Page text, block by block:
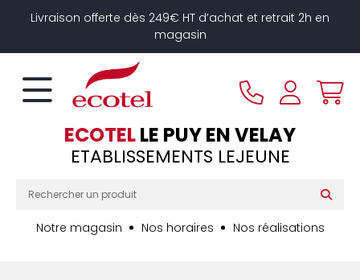
Livraison offerte dès 249€ HT d’achat et retrait 2h en
magasin
ECOTELLE PUY EN VELAY
ETABLISSEMENTS LEJEUNE
Notre magasin Nos horaires Nos réalisations
Panneau de gestion des cookies